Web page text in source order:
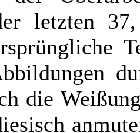
letzten
die